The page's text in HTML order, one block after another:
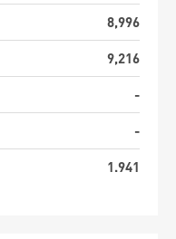
8,996
9,216
-
-
1.941